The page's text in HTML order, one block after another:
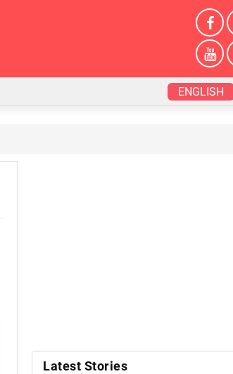
ENGLISH
Latest Stories